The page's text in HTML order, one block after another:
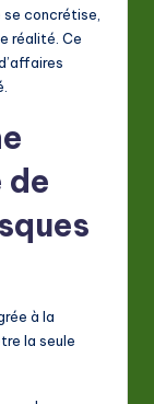
se concrétise,
réalité. Ce
de
à la
la seule